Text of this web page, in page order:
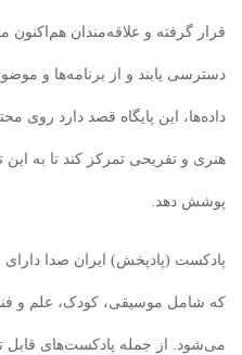
قرار گرفته و علاقه‌مندان هم‌اکنون
دسترسی یابند و از برنامه‌ها و
داده‌ها، این پایگاه قصد دارد روی
هنری و تفریحی تمرکز کند تا به این
پوشش دهد.
پادکست (پادپخش) ایران صدا
که شامل موسیقی، کودک، علم و
می‌شود. از جمله پادکست‌های قابل